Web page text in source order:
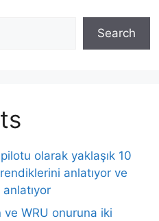
Search
olarak yaklaşık 10
anlatıyor ve
WRU onuruna iki